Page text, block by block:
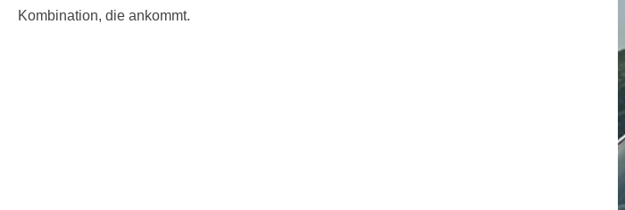
Kombination, die ankommt.